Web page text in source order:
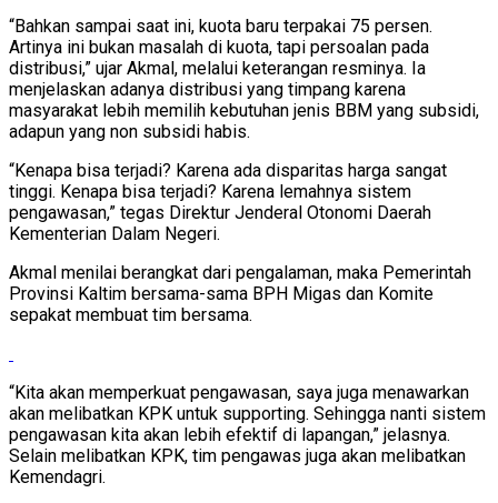
“Bahkan sampai saat ini, kuota baru terpakai 75 persen.
Artinya ini bukan masalah di kuota, tapi persoalan pada
distribusi,” ujar Akmal, melalui keterangan resminya. Ia
menjelaskan adanya distribusi yang timpang karena
masyarakat lebih memilih kebutuhan jenis BBM yang subsidi,
adapun yang non subsidi habis.
“Kenapa bisa terjadi? Karena ada disparitas harga sangat
tinggi. Kenapa bisa terjadi? Karena lemahnya sistem
pengawasan,” tegas Direktur Jenderal Otonomi Daerah
Kementerian Dalam Negeri.
Akmal menilai berangkat dari pengalaman, maka Pemerintah
Provinsi Kaltim bersama-sama BPH Migas dan Komite
sepakat membuat tim bersama.
“Kita akan memperkuat pengawasan, saya juga menawarkan
akan melibatkan KPK untuk supporting. Sehingga nanti sistem
pengawasan kita akan lebih efektif di lapangan,” jelasnya.
Selain melibatkan KPK, tim pengawas juga akan melibatkan
Kemendagri.